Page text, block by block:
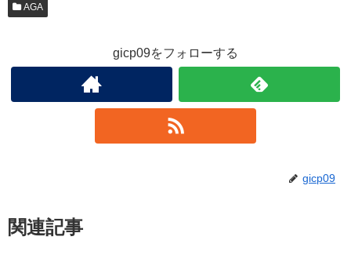
AGA
gicp09をフォローする
gicp09
関連記事